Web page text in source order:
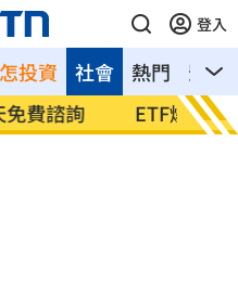
登入
投資 熱門 影音
社會
勳揭買盤
記憶
牛！